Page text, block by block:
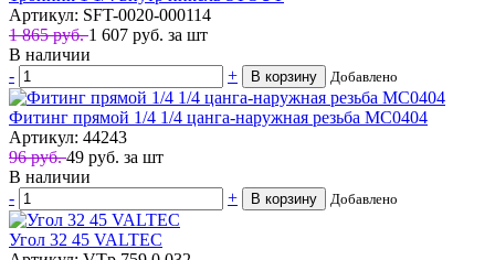
Артикул: SFT-0020-000114
1 865 руб.1 607 руб. за шт
В наличии
-
+ В корзину Добавлено
Фитинг прямой 1/4 1/4 цанга-наружная резьба MC0404
Артикул: 44243
96 руб.49 руб. за шт
В наличии
-
+ В корзину Добавлено
Угол 32 45 VALTEC